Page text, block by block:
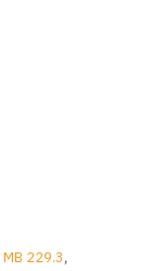
MB 229.3,